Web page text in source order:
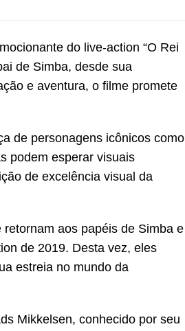
do live-action “O Rei
de Simba, desde sua
e aventura, o filme promete
de personagens icônicos como
podem esperar visuais
de excelência visual da
aos papéis de Simba e
de 2019. Desta vez, eles
estreia no mundo da
Mikkelsen, conhecido por seu